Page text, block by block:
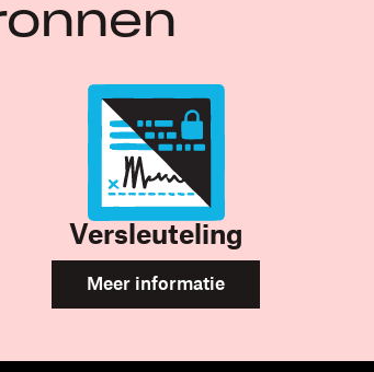
Versleuteling
Meer informatie